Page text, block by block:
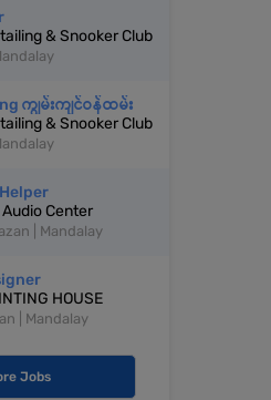
& Snooker Club
ကျွမ်းကျင်ဝန်ထမ်း
& Snooker Club
Center
| Mandalay
HOUSE
| Mandalay
Jobs